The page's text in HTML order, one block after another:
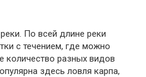
По всей длине реки
с течением, где можно
количество разных видов
здесь ловля карпа,